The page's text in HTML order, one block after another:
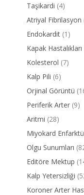
Taşikardi (4)
Atriyal Fibrilasyon
Endokardit (1)
Kapak Hastalıkları
Kolesterol (7)
Kalp Pili (6)
Orjinal Görüntü
Periferik Arter (9)
Aritmi (28)
Miyokard
Olgu Sunumları
Editöre Mektup
Kalp Yetersizliği
Koroner Arter